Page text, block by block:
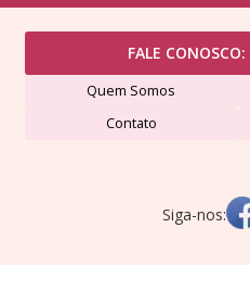
FALE CONOSCO:
Quem Somos
Contato
Siga-nos: